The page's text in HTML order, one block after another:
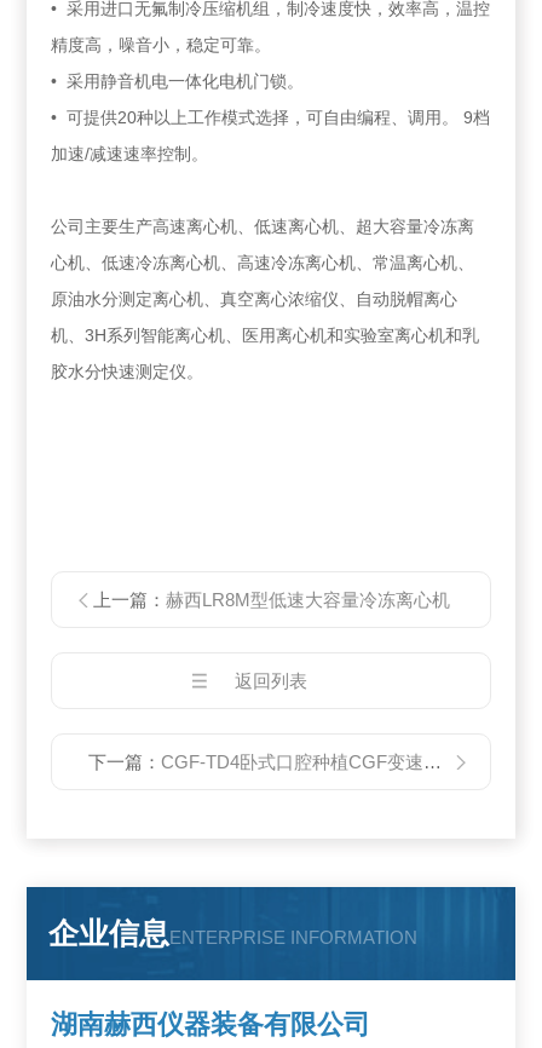
• 采用进口无氟制冷压缩机组，制冷速度快，效率高，温控
精度高，噪音小，稳定可靠。
• 采用静音机电一体化电机门锁。
• 可提供20种以上工作模式选择，可自由编程、调用。 9档
加速/减速速率控制。
公司主要生产高速离心机、低速离心机、超大容量冷冻离
心机、低速冷冻离心机、高速冷冻离心机、常温离心机、
原油水分测定离心机、真空离心浓缩仪、自动脱帽离心
机、3H系列智能离心机、医用离心机和实验室离心机和乳
胶水分快速测定仪。
上一篇： 赫西LR8M型低速大容量冷冻离心机
返回列表
下一篇：CGF-TD4卧式口腔种植CGF变速离心机厂家
企业信息ENTERPRISE INFORMATION
湖南赫西仪器装备有限公司